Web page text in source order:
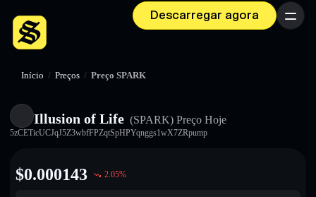
Descarregar agora Menu
Início / Preços / Preço SPARK
Illusion of Life (SPARK) Preço Hoje
5zCETicUCJqJ5Z3wbfFPZqtSpHPYqnggs1wX7ZRpump
$0.000143 2.05%